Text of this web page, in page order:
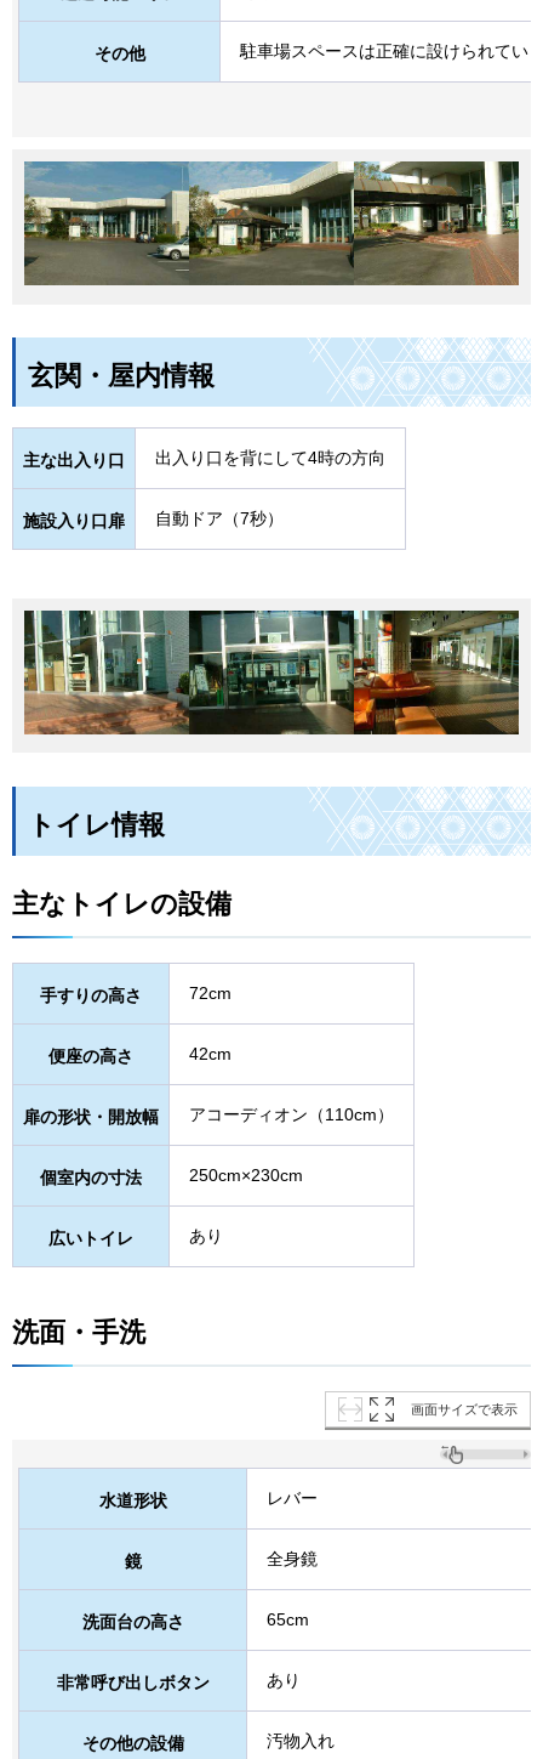
その他 駐車場スペースは正確に設けられてい
玄関・屋内情報
主な出入り口 出入り口を背にして4時の方向
施設入り口扉 自動ドア（7秒）
トイレ情報
主なトイレの設備
手すりの高さ 72cm
便座の高さ 42cm
扉の形状・開放幅 アコーディオン（110cm）
個室内の寸法 250cm×230cm
広いトイレ あり
洗面・手洗
画面サイズで表示
水道形状 レバー
鏡 全身鏡
洗面台の高さ 65cm
非常呼び出しボタン あり
その他の設備 汚物入れ